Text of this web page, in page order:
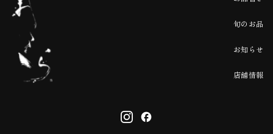
旬のお品
お知らせ
店舗情報